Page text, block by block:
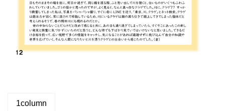
1column